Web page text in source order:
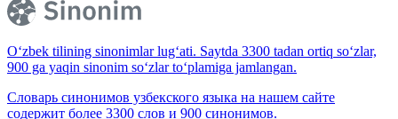
O‘zbek tilining sinonimlar lug‘ati. Saytda 3300 tadan ortiq so‘zlar,
900 ga yaqin sinonim so‘zlar to‘plamiga jamlangan.
Словарь синонимов узбекского языка на нашем сайте
содержит более 3300 слов и 900 синонимов.